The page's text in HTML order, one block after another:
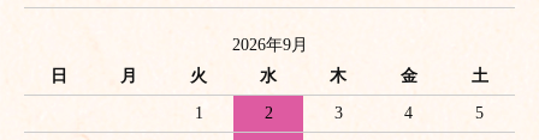
2026年9月
日
月 火 水 木 金 土
1 2 3 4 5